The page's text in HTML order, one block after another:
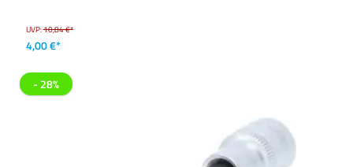
UVP:10,84 €*
4,00 €*
- 28%